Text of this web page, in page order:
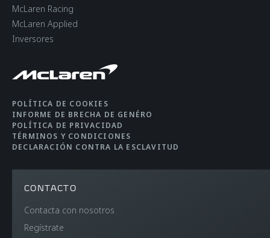
FRENOS
AERODINÁMICA Static
PESOS Y
McLaren Racing
McLaren Applied
Inversores
POLÍTICA DE COOKIES
INFORME DE BRECHA DE GENÉRO
POLÍTICA DE PRIVACIDAD
TÉRMINOS Y CONDICIONES
DECLARACIÓN CONTRA LA ESCLAVITUD
CONTACTO
Contacta con nosotros
Regístrate